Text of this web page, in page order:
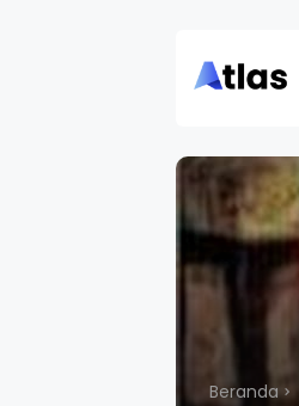
Beranda